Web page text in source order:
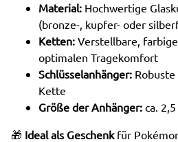
Material: Hochwertige
(bronze-, kupfer- oder
Ketten: Verstellbare,
optimalen Tragekomfort
Schlüsselanhänger:
Kette
Größe der Anhänger: ca.
🎁 Ideal als Geschenkfür